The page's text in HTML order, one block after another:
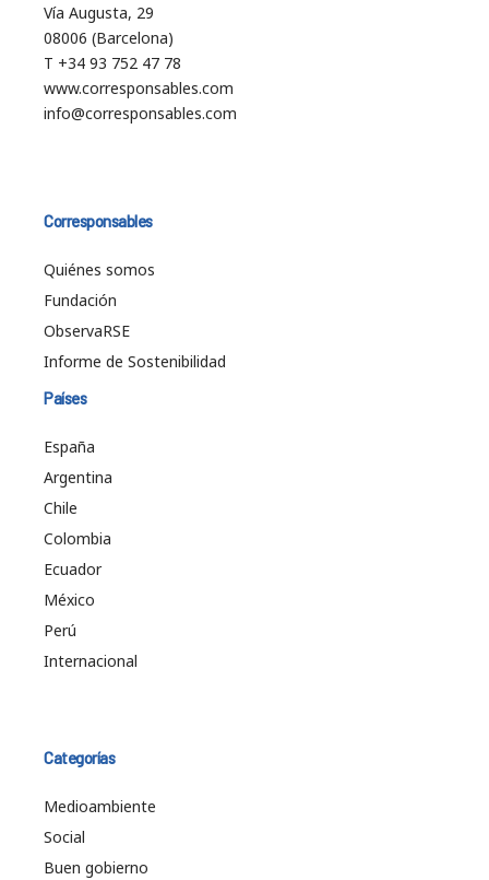
Vía Augusta, 29
08006 (Barcelona)
T +34 93 752 47 78
www.corresponsables.com
info@corresponsables.com
Corresponsables
Quiénes somos
Fundación
ObservaRSE
Informe de Sostenibilidad
Países
España
Argentina
Chile
Colombia
Ecuador
México
Perú
Internacional
Categorías
Medioambiente
Social
Buen gobierno